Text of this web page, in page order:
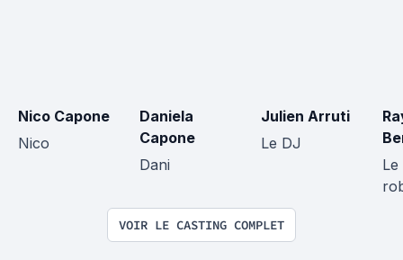
Nico Capone
Nico
Daniela
Capone
Dani
Julien Arruti
Le DJ
VOIR LE CASTING COMPLET